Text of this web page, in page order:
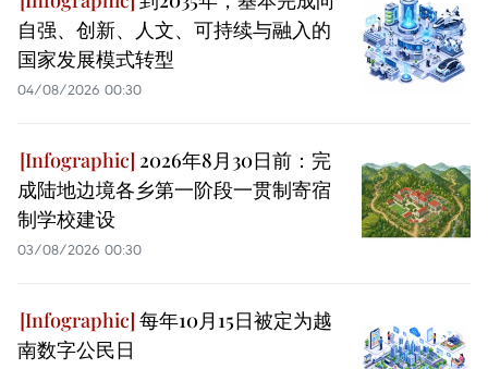
自强、创新、人文、可持续与融入的
国家发展模式转型
04/08/2026 00:30
2026年8月30日前：完
成陆地边境各乡第一阶段一贯制寄宿
制学校建设
03/08/2026 00:30
每年10月15日被定为越
南数字公民日